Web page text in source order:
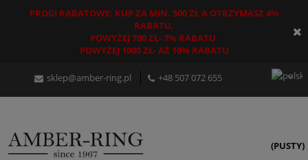
PROGI RABATOWE: KUP ZA MIN. 500 ZŁ A OTRZYMASZ 4%
RABATU,
POWYŻEJ 700 ZŁ- 7% RABATU
POWYŻEJ 1000 ZŁ- AŻ 10% RABATU
sklep@amber-ring.pl +48507 072 655
(PUSTY)